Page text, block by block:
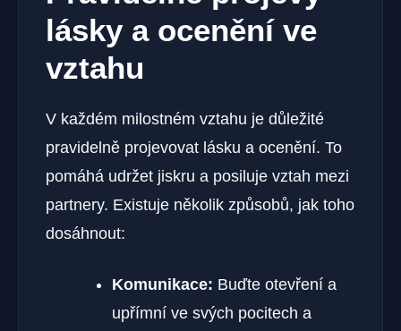
lásky a ocenění ve
vztahu
V každém milostném vztahu je důležité
pravidelně projevovat lásku a ocenění. To
pomáhá udržet jiskru a posiluje vztah mezi
partnery. Existuje několik způsobů, jak toho
dosáhnout:
Komunikace: Buďte otevření a
upřímní ve svých pocitech a